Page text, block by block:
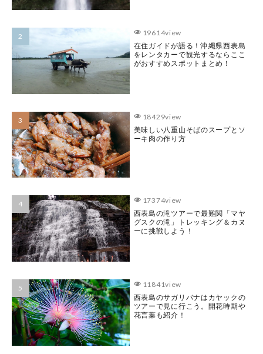
19614view
在住ガイドが語る！沖縄県西表島
をレンタカーで観光するならここ
がおすすめスポットまとめ！
18429view
美味しい八重山そばのスープとソ
ーキ肉の作り方
17374view
西表島の滝ツアーで最難関「マヤ
グスクの滝」トレッキング＆カヌ
ーに挑戦しよう！
11841view
西表島のサガリバナはカヤックの
ツアーで見に行こう。開花時期や
花言葉も紹介！